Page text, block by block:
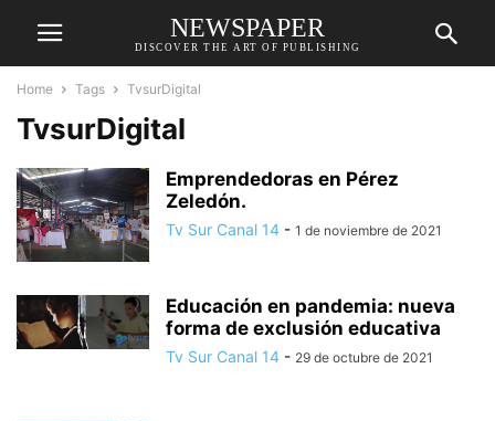
NEWSPAPER
DISCOVER THE ART OF PUBLISHING
Home Tags TvsurDigital
TvsurDigital
Emprendedoras en Pérez
Zeledón.
Tv Sur Canal 14 - 1 de noviembre de 2021
Educación en pandemia: nueva
forma de exclusión educativa
Tv Sur Canal 14 - 29 de octubre de 2021